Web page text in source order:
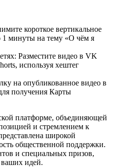
короткое вертикальное
1 минуты на тему «О чём я
Разместите видео в VK
используя хештег
на опубликованное видео в
получения Карты
платформе, объединяющей
и стремлением к
широкой
общественной поддержки.
и специальных призов,
идей.